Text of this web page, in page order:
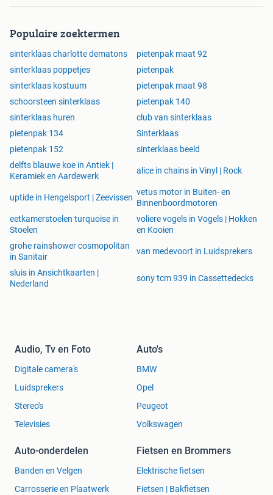
Populaire zoektermen
sinterklaas charlotte dematons
pietenpak maat 92
sinterklaas poppetjes
pietenpak
sinterklaas kostuum
pietenpak maat 98
schoorsteen sinterklaas
pietenpak 140
sinterklaas huren
club van sinterklaas
pietenpak 134
Sinterklaas
pietenpak 152
sinterklaas beeld
delfts blauwe koe in Antiek |
Keramiek en Aardewerk
alice in chains in Vinyl | Rock
uptide in Hengelsport | Zeevissen
vetus motor in Buiten- en
Binnenboordmotoren
eetkamerstoelen turquoise in
Stoelen
voliere vogels in Vogels | Hokken
en Kooien
grohe rainshower cosmopolitan
in Sanitair
van medevoort in Luidsprekers
sluis in Ansichtkaarten |
Nederland
sony tcm 939 in Cassettedecks
Audio, Tv en Foto
Digitale camera's
Luidsprekers
Stereo's
Televisies
Auto's
BMW
Opel
Peugeot
Volkswagen
Auto-onderdelen
Banden en Velgen
Carrosserie en Plaatwerk
Fietsen en Brommers
Elektrische fietsen
Fietsen | Bakfietsen